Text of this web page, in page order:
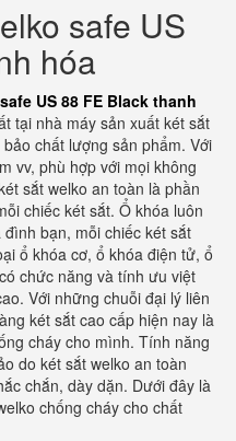
safe US
hóa
US 88 FE Black thanh
tại nhà máy sản xuất két sắt
chất lượng sản phẩm. Với
vv, phù hợp với mọi không
sắt welko an toàn là phần
chiếc két sắt. Ổ khóa luôn
bạn, mỗi chiếc két sắt
ổ khóa cơ, ổ khóa điện tử, ổ
chức năng và tính ưu việt
Với những chuỗi đại lý liên
két sắt cao cấp hiện nay là
cháy cho mình. Tính năng
do két sắt welko an toàn
chắn, dày dặn. Dưới đây là
chống cháy cho chất